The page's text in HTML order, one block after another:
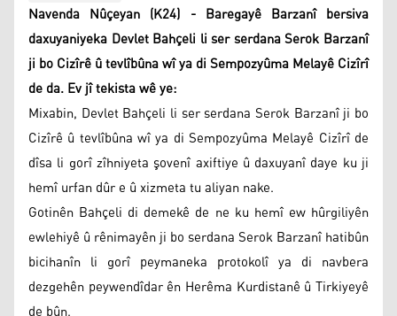
Navenda Nûçeyan (K24) - Baregayê Barzanî bersiva
daxuyaniyeka Devlet Bahçeli li ser serdana Serok Barzanî
ji bo Cizîrê û tevlîbûna wî ya di Sempozyûma Melayê Cizîrî
de da. Ev jî tekista wê ye:
Mixabin, Devlet Bahçeli li ser serdana Serok Barzanî ji bo
Cizîrê û tevlîbûna wî ya di Sempozyûma Melayê Cizîrî de
dîsa li gorî zîhniyeta şovenî axiftiye û daxuyanî daye ku ji
hemî urfan dûr e û xizmeta tu aliyan nake.
Gotinên Bahçeli di demekê de ne ku hemî ew hûrgiliyên
ewlehiyê û rênimayên ji bo serdana Serok Barzanî hatibûn
bicihanîn li gorî peymaneka protokolî ya di navbera
dezgehên peywendîdar ên Herêma Kurdistanê û Tirkiyeyê